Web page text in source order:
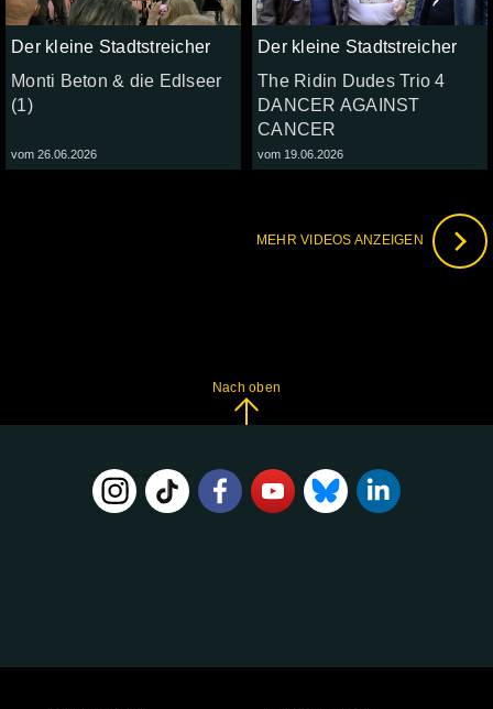
Der kleine Stadtstreicher
Monti Beton & die Edlseer
(1)
vom 26.06.2026
Der kleine Stadtstreicher
The Ridin Dudes Trio 4
DANCER AGAINST
CANCER
vom 19.06.2026
MEHR VIDEOS ANZEIGEN
Nach oben